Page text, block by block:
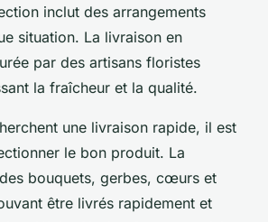
inclut des arrangements
situation. La livraison en
par des artisans floristes
la fraîcheur et la qualité.
une livraison rapide, il est
le bon produit. La
bouquets, gerbes, cœurs et
être livrés rapidement et